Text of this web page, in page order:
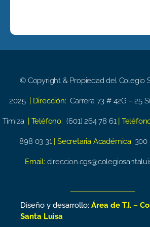
© Copyright & Propiedad del Colegio
2025 | Dirección: Carrera 73 # 42G – 25
Timiza | Teléfono: (601) 264 78 61 |
898 03 31 | Secretaria Académica: 300
Email:
Diseño y desarrollo: Área de T.I. –
Santa Luisa